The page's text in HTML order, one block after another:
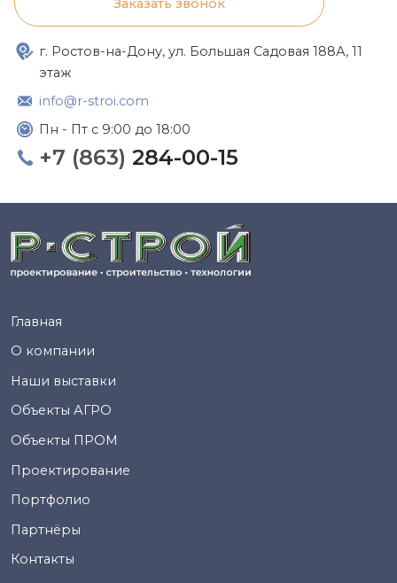
Заказать звонок
г. Ростов-на-Дону, ул. Большая Садовая 188А, 11
этаж
info@r-stroi.com
Пн - Пт с 9:00 до 18:00
+7 (863) 284-00-15
Главная
О компании
Наши выставки
Объекты АГРО
Объекты ПРОМ
Проектирование
Портфолио
Партнёры
Контакты